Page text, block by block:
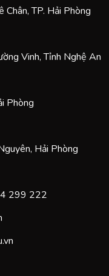
TP. Hải Phòng
Vinh, Tỉnh Nghệ An
Phòng
Hải Phòng
299 222